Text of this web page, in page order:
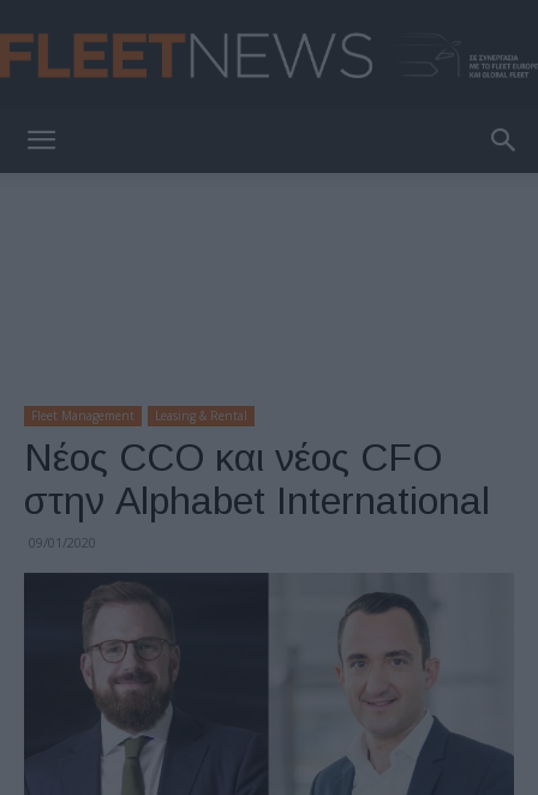
Fleet Management Leasing & Rental
Νέος CCO και νέος CFO
στην Alphabet International
09/01/2020